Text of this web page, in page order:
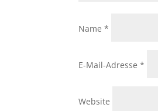
Name*
E-Mail-Adresse*
Website